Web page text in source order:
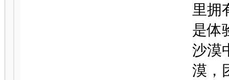
里拥
是体
沙漠
漠，